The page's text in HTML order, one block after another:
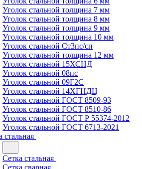
Уголок стальной толщина 7 мм
Уголок стальной толщина 8 мм
Уголок стальной толщина 9 мм
Уголок стальной толщина 10 мм
Уголок стальной Ст3пс/сп
Уголок стальной толщина 12 мм
Уголок стальной 15ХСНД
Уголок стальной 08пс
Уголок стальной 09Г2С
Уголок стальной 14ХГНДЦ
Уголок стальной ГОСТ 8509-93
Уголок стальной ГОСТ 8510-86
Уголок стальной ГОСТ Р 55374-2012
Уголок стальной ГОСТ 6713-2021
стальная
Сетка стальная
Сетка сварная